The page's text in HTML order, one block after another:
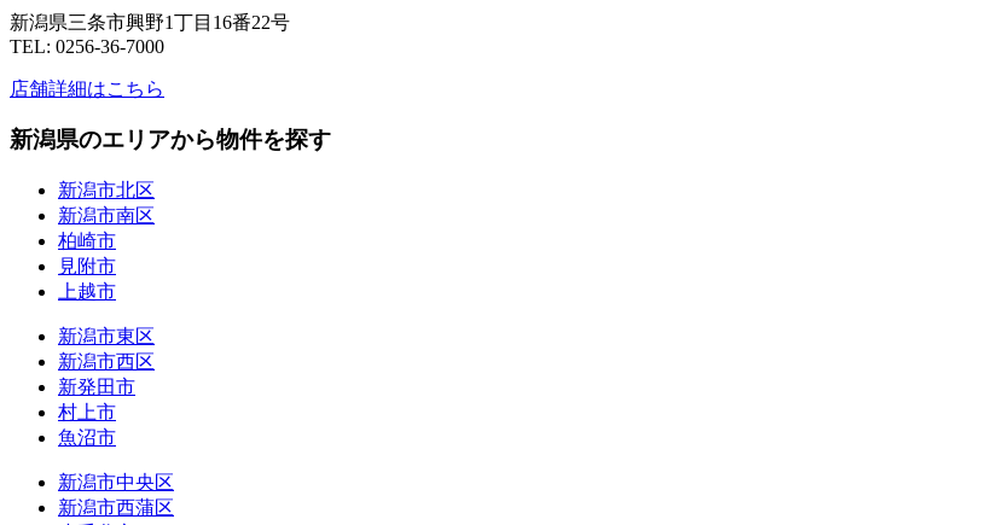
新潟県三条市興野1丁目16番22号
TEL: 0256-36-7000
店舗詳細はこちら
新潟県のエリアから物件を探す
新潟市北区
新潟市南区
柏崎市
見附市
上越市
新潟市東区
新潟市西区
新発田市
村上市
魚沼市
新潟市中央区
新潟市西蒲区